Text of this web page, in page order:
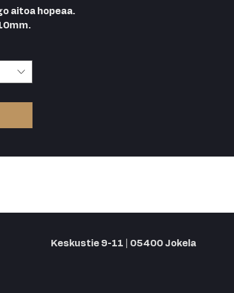
aitoa hopeaa.
Keskustie 9-11 | 05400 Jokela